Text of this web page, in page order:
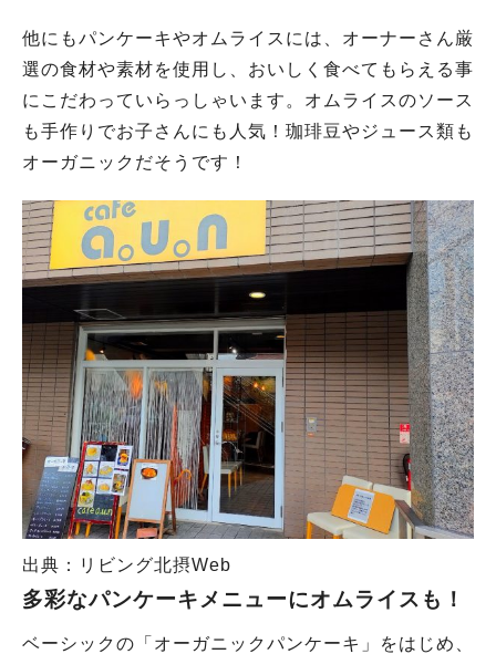
他にもパンケーキやオムライスには、オーナーさん厳
選の食材や素材を使用し、おいしく食べてもらえる事
にこだわっていらっしゃいます。オムライスのソース
も手作りでお子さんにも人気！珈琲豆やジュース類も
オーガニックだそうです！
出典：リビング北摂Web
多彩なパンケーキメニューにオムライスも！
ベーシックの「オーガニックパンケーキ」をはじめ、